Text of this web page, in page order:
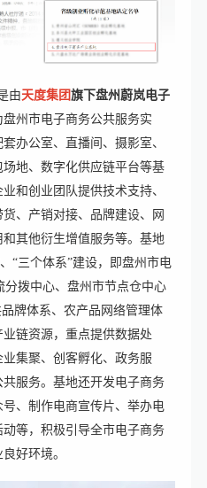
由天度集团旗下盘州蔚岚电子
州市电子商务公共服务实
办公室、直播间、摄影室、
地、数字化供应链平台等基
和创业团队提供技术支持、
、产销对接、品牌建设、网
其他衍生增值服务等。基地
“三个体系”建设，即盘州市电
拨中心、盘州市节点仓中心
牌体系、农产品网络管理体
链资源，重点提供数据处
集聚、创客孵化、政务服
服务。基地还开发电子商务
、制作电商宣传片、举办电
等，积极引导全市电子商务
好环境。